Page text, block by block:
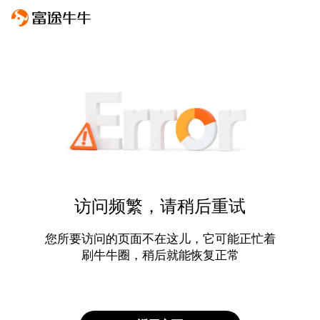
访问频繁，请稍后重试
您所要访问的页面不在这儿，它可能正忙着
刷牛牛圈，稍后就能恢复正常